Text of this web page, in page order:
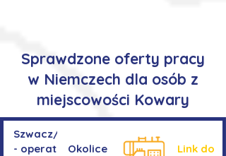
Sprawdzone oferty pracy
w Niemczech dla osób z
miejscowości Kowary
Szwacz/Szwaczka
- operator Okolice
Link do